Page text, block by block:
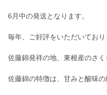
6月中の発送となります。
毎年、ご好評をいただいており
佐藤錦発祥の地、東根産のさく
佐藤錦の特徴は、甘みと酸味の